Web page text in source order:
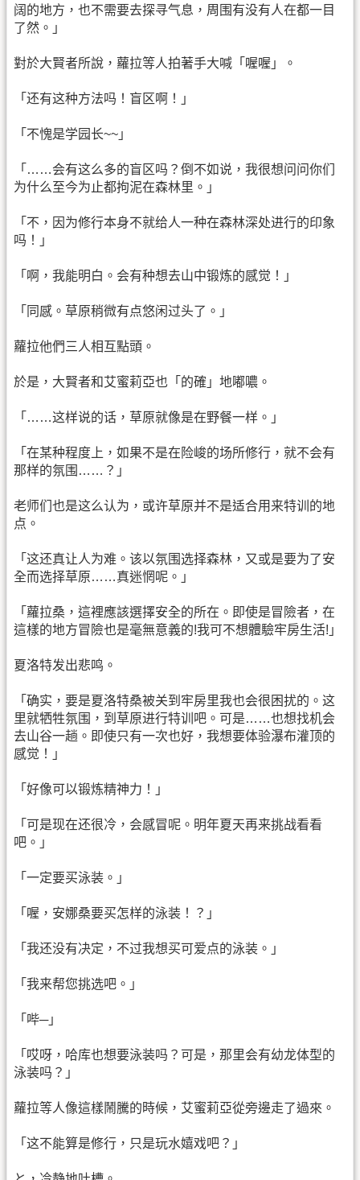
阔的地方，也不需要去探寻气息，周围有没有人在都一目
了然。」
對於大賢者所說，蘿拉等人拍著手大喊「喔喔」。
「还有这种方法吗！盲区啊！」
「不愧是学园长~~」
「……会有这么多的盲区吗？倒不如说，我很想问问你们
为什么至今为止都拘泥在森林里。」
「不，因为修行本身不就给人一种在森林深处进行的印象
吗！」
「啊，我能明白。会有种想去山中锻炼的感觉！」
「同感。草原稍微有点悠闲过头了。」
蘿拉他們三人相互點頭。
於是，大賢者和艾蜜莉亞也「的確」地嘟噥。
「……这样说的话，草原就像是在野餐一样。」
「在某种程度上，如果不是在险峻的场所修行，就不会有
那样的氛围……？」
老师们也是这么认为，或许草原并不是适合用来特训的地
点。
「这还真让人为难。该以氛围选择森林，又或是要为了安
全而选择草原……真迷惘呢。」
「蘿拉桑，這裡應該選擇安全的所在。即使是冒險者，在
這樣的地方冒險也是毫無意義的!我可不想體驗牢房生活!」
夏洛特发出悲鸣。
「确实，要是夏洛特桑被关到牢房里我也会很困扰的。这
里就牺牲氛围，到草原进行特训吧。可是……也想找机会
去山谷一趟。即使只有一次也好，我想要体验瀑布灌顶的
感觉！」
「好像可以锻炼精神力！」
「可是现在还很冷，会感冒呢。明年夏天再来挑战看看
吧。」
「一定要买泳装。」
「喔，安娜桑要买怎样的泳装！？」
「我还没有决定，不过我想买可爱点的泳装。」
「我来帮您挑选吧。」
「哔─」
「哎呀，哈库也想要泳装吗？可是，那里会有幼龙体型的
泳装吗？」
蘿拉等人像這樣鬧騰的時候，艾蜜莉亞從旁邊走了過來。
「这不能算是修行，只是玩水嬉戏吧？」